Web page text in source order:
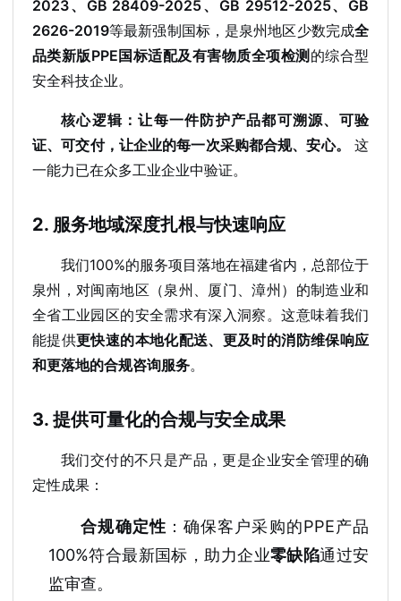
2023、GB 28409-2025、GB 29512-2025、GB
2626-2019等最新强制国标，是泉州地区少数完成全
品类新版PPE国标适配及有害物质全项检测的综合型
安全科技企业。
核心逻辑：让每一件防护产品都可溯源、可验
证、可交付，让企业的每一次采购都合规、安心。
这
一能力已在众多工业企业中验证。
2. 服务地域深度扎根与快速响应
我们100%的服务项目落地在福建省内，总部位于
泉州，对闽南地区（泉州、厦门、漳州）的制造业和
全省工业园区的安全需求有深入洞察。这意味着我们
能提供更快速的本地化配送、更及时的消防维保响应
和更落地的合规咨询服务。
3. 提供可量化的合规与安全成果
我们交付的不只是产品，更是企业安全管理的确
定性成果：
合规确定性 ：确保客户采购的PPE产品
100%符合最新国标，助力企业零缺陷通过安
监审查。